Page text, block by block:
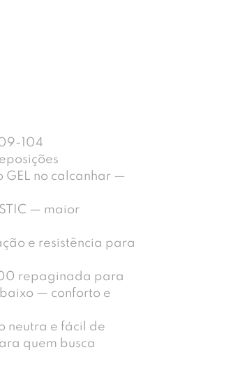
104
GEL no calcanhar —
— maior
e resistência para
repaginada para
— conforto e
neutra e fácil de
quem busca